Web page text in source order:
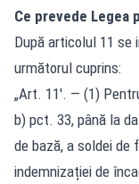
Ce prevede
După articolul 11 se
următorul cuprins:
„Art. 11'. — (1)
b) pct. 33, până la
de bază, a soldei
indemnizației de